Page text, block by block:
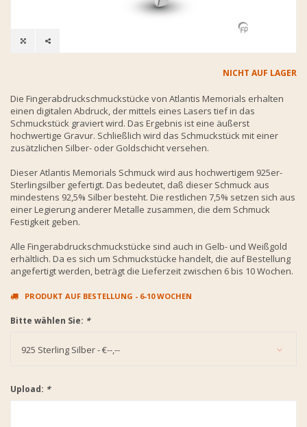
NICHT AUF LAGER
Die Fingerabdruckschmuckstücke von Atlantis Memorials erhalten
einen digitalen Abdruck, der mittels eines Lasers tief in das
Schmuckstück graviert wird. Das Ergebnis ist eine äußerst
hochwertige Gravur. Schließlich wird das Schmuckstück mit einer
zusätzlichen Silber- oder Goldschicht versehen.
Dieser Atlantis Memorials Schmuck wird aus hochwertigem 925er-
Sterlingsilber gefertigt. Das bedeutet, daß dieser Schmuck aus
mindestens 92,5% Silber besteht. Die restlichen 7,5% setzen sich aus
einer Legierung anderer Metalle zusammen, die dem Schmuck
Festigkeit geben.
Alle Fingerabdruckschmuckstücke sind auch in Gelb- und Weißgold
erhältlich. Da es sich um Schmuckstücke handelt, die auf Bestellung
angefertigt werden, beträgt die Lieferzeit zwischen 6 bis 10 Wochen.
PRODUKT AUF BESTELLUNG - 6-10 WOCHEN
Bitte wählen Sie: *
925 Sterling Silber - €--,--
Upload: *